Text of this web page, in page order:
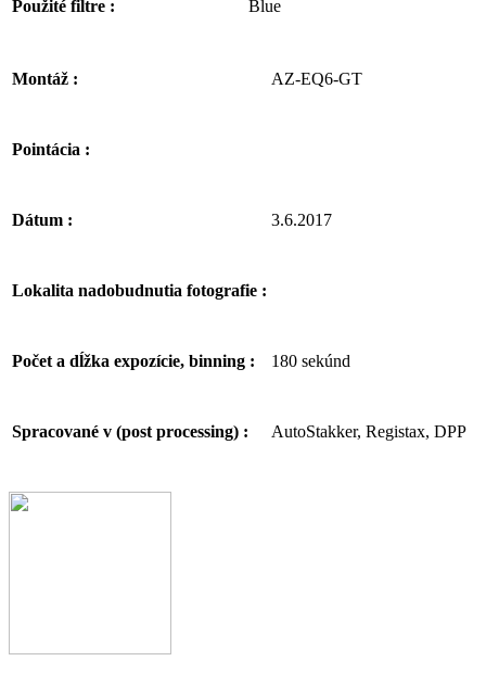
Použité filtre : Blue
Montáž : AZ-EQ6-GT
Pointácia :
Dátum : 3.6.2017
Lokalita nadobudnutia fotografie :
Počet a dĺžka expozície, binning : 180 sekúnd
Spracované v (post processing) : AutoStakker, Registax, DPP
Facebook
Email